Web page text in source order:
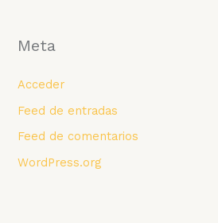
Meta
Acceder
Feed de entradas
Feed de comentarios
WordPress.org